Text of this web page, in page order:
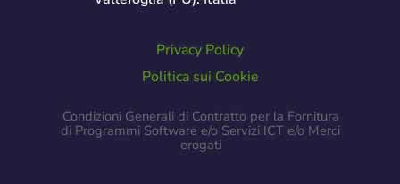
Privacy Policy
Politica sui Cookie
Condizioni Generali di Contratto per la Fornitura
di Programmi Software e/o Servizi ICT e/o Merci
erogati